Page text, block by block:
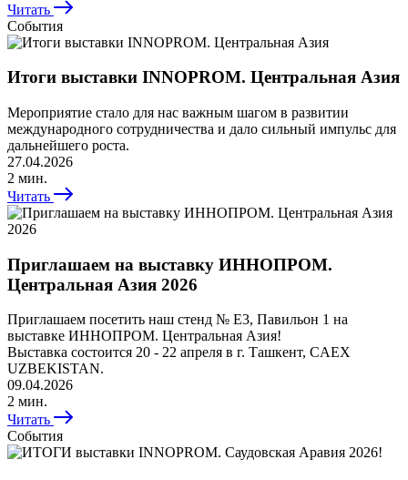
Читать
События
Итоги выставки INNOPROM. Центральная Азия
Мероприятие стало для нас важным шагом в развитии
международного сотрудничества и дало сильный импульс для
дальнейшего роста.
27.04.2026
2 мин.
Читать
Приглашаем на выставку ИННОПРОМ.
Центральная Азия 2026
Приглашаем посетить наш стенд № Е3, Павильон 1 на
выставке ИННОПРОМ. Центральная Азия!
Выставка состоится 20 - 22 апреля в г. Ташкент, CAEX
UZBEKISTAN.
09.04.2026
2 мин.
Читать
События